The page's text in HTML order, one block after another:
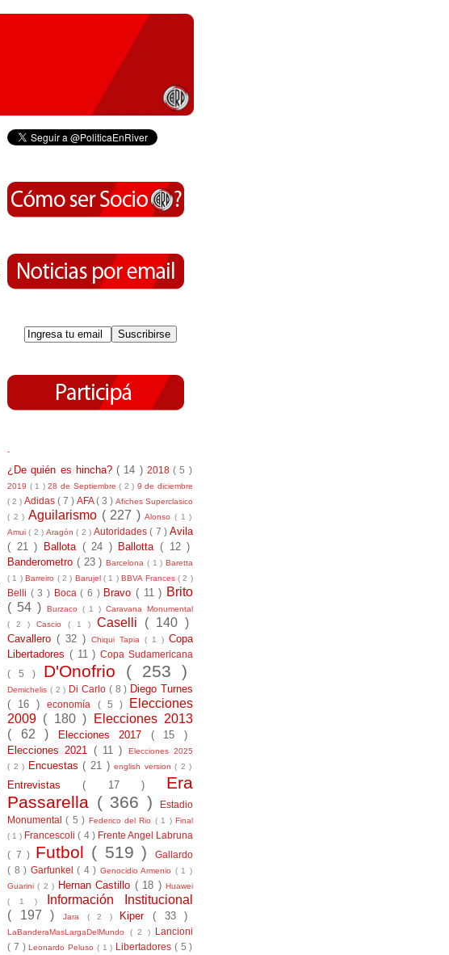
-
¿De quién es hincha?( 14 ) 2018( 5 )
2019 ( 1 )28 de Septiembre( 2 ) 9 de diciembre
( 2 ) Adidas ( 7 ) AFA( 3 ) Afiches Superclasico
( 2 ) Aguilarismo ( 227 )Alonso( 1 )
Amui( 2 ) Aragón( 2 ) Autoridades( 7 ) Avila
( 21 )
Ballota ( 24 ) Ballotta( 12 )
Banderometro ( 23 ) Barcelona ( 1 ) Baretta
( 1 )Barreiro ( 2 ) Barujel ( 1 )BBVA Frances ( 2 )
Belli ( 3 ) Boca( 6 ) Bravo( 11 ) Brito
( 54 )
Burzaco ( 1 )Caravana Monumental
( 2 ) Cascio ( 1 ) Caselli ( 140 )
Cavallero ( 32 ) Chiqui Tapia ( 1 ) Copa
Libertadores ( 11 )Copa Sudamericana
( 5 ) D'Onofrio ( 253 )
Demichelis ( 2 ) Di Carlo ( 8 ) Diego Turnes
( 16 )economía ( 5 )
Elecciones
2009 ( 180 )
Elecciones 2013
( 62 )
Elecciones 2017 ( 15 )
Elecciones 2021 ( 11 )
Elecciones 2025
( 2 )
Encuestas( 21 )english version( 2 )
Entrevistas( 17 ) Era
Passarella ( 366 )
Estadio
Monumental( 5 ) Federico del Rio ( 1 )Final
( 1 ) Francescoli( 4 ) Frente Angel Labruna
( 7 ) Futbol ( 519 )Gallardo
( 8 ) Garfunkel ( 4 ) Genocidio Armenio ( 1 )
Guarini( 2 ) Hernan Castillo ( 18 )Huawei
( 1 )
Información Institucional
( 197 )
Jara ( 2 ) Kiper( 33 )
LaBanderaMasLargaDelMundo ( 2 ) Lancioni
( 7 )Leonardo Peluso ( 1 ) Libertadores ( 5 )